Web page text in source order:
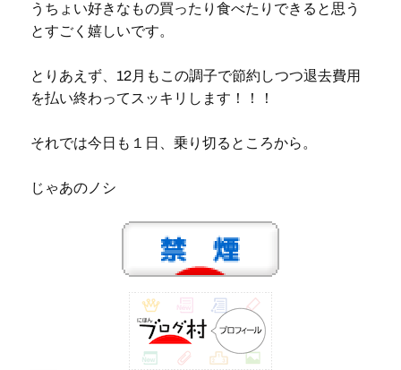
うちょい好きなもの買ったり食べたりできると思う
とすごく嬉しいです。
とりあえず、12月もこの調子で節約しつつ退去費用
を払い終わってスッキリします！！！
それでは今日も１日、乗り切るところから。
じゃあのノシ